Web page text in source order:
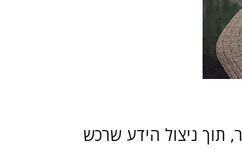
תוך ניצול הידע שרכש